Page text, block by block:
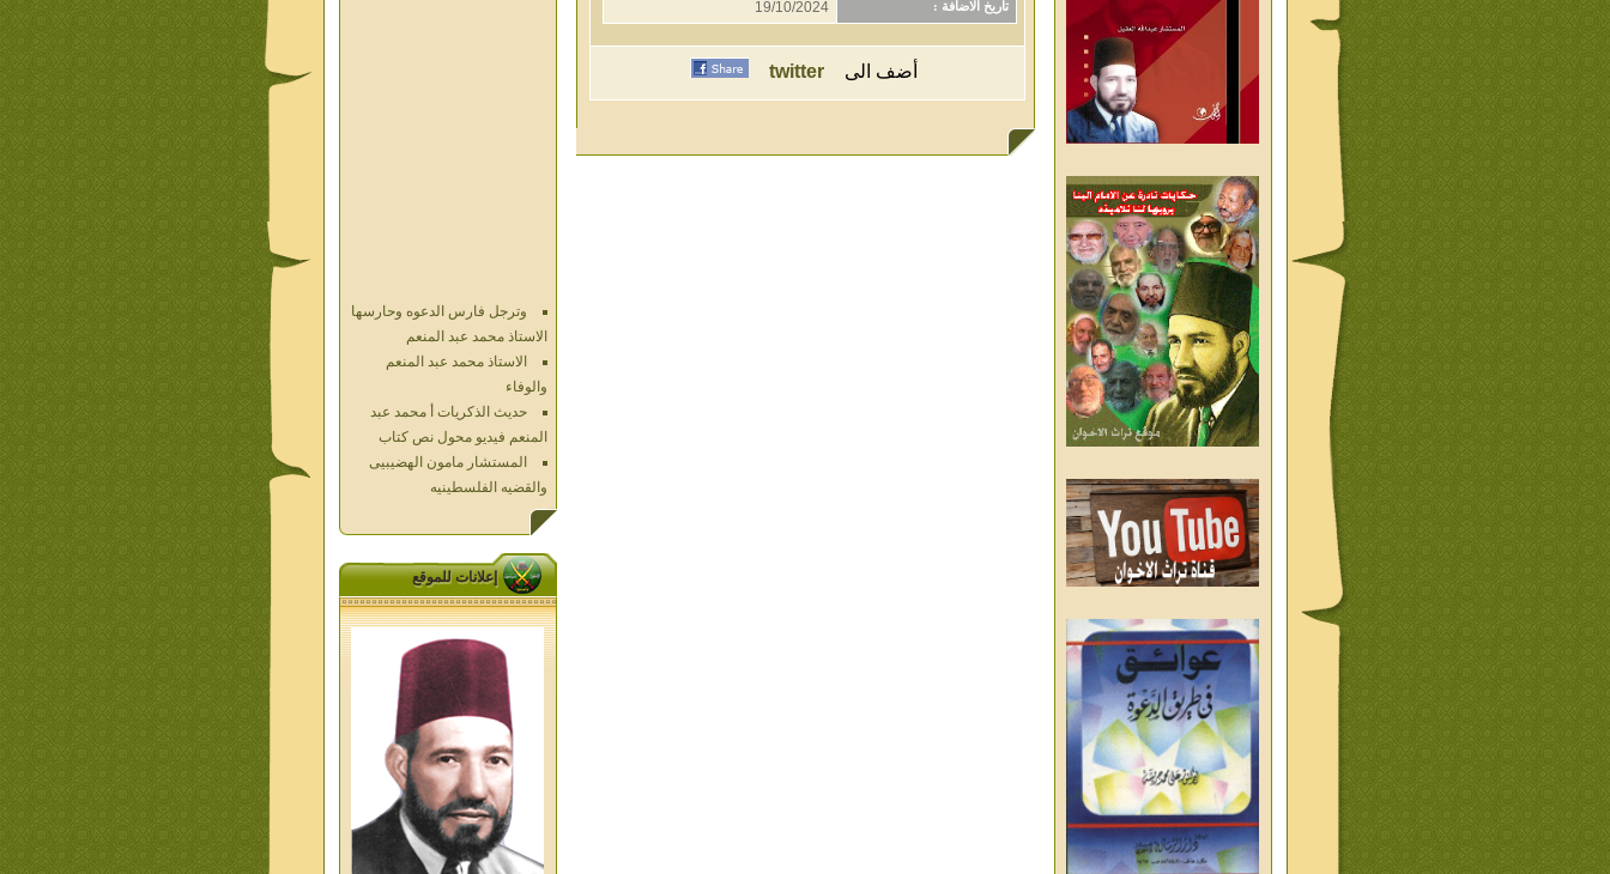
تاريخ الاضافة : 19/10/2024
أضف الى twitter
الاستاذ محمد عبد المنعم
والوفاء
حديث الذكريات أ محمد عبد
المنعم فيديو محول نص كتاب
المستشار مامون الهضيبيى
والقضيه الفلسطينيه
العداله الغائبه 1000 شهيد
فلسطين ده كان زمان
الاقصى فى قلوبنا
خواطر الحج
الاخوان فى حرب فلسطين
حكايات من التراث الجزء الاول
من اعلام الاخوان المسلمين
المعاصرين الجزء الثانى
ديوان شعر الاخوان فى القلب
تاليف الشيخ على متولى
تفاصيل جنازة الشهيد احمد
النيسى وعمر شاهين 1952
جمعه امين ومواقف ساعدت
الامام البنا فى تكوين شخصي
الاستاذ جمعه امين وعبقرية
الامام البنا
إعلانات للموقع